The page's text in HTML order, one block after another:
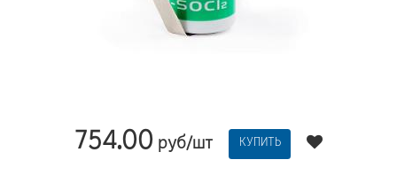
754.00 руб/шт КУПИТЬ